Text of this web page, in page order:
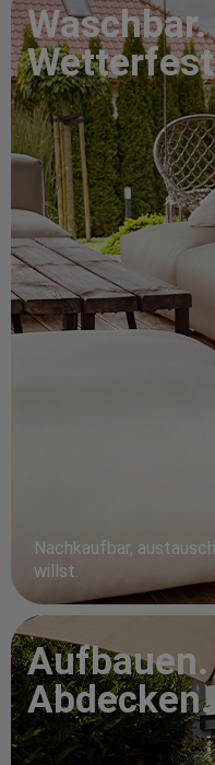
Nachkaufbar,
willst.